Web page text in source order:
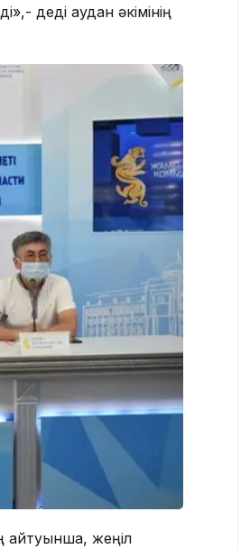
деді аудан әкімінің
айтуынша, жеңіл